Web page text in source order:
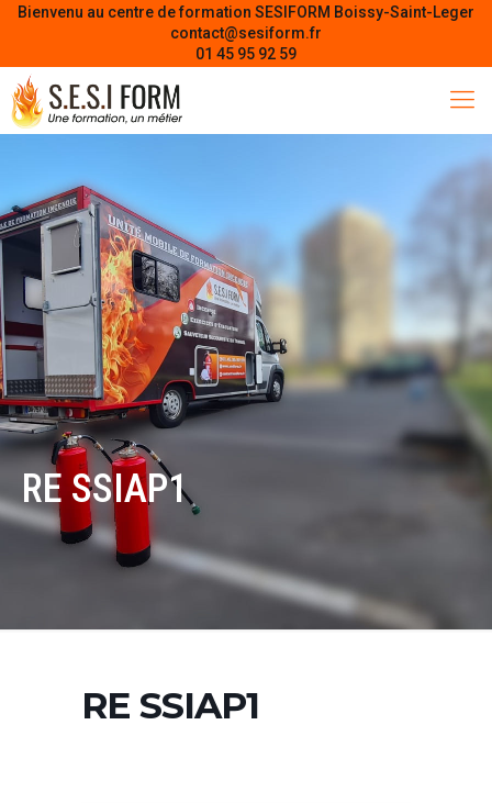
Bienvenu au centre de formation SESIFORM Boissy-Saint-Leger
contact@sesiform.fr
01 45 95 92 59
RE SSIAP1
RE SSIAP1